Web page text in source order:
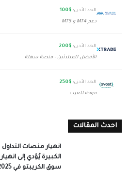
الحد الأدنى: $100
دعم MT4 و MT5
الحد الأدنى: $200
الأفضل للمبتدئين - منصة سهلة
الحد الأدنى: $250
موجه للعرب
احدث المقالات
انهيار منصات التداول
الكبيرة يُؤدي إلى انهيار